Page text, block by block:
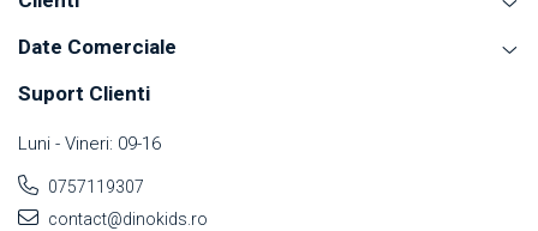
Date Comerciale
Suport Clienti
Luni - Vineri: 09-16
0757119307
contact@dinokids.ro